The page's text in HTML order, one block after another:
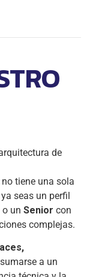
de
tiene una sola
seas un perfil
o un Senior con
complejas.
a un